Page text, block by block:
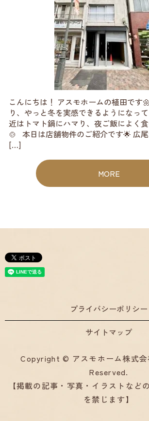
こんにちは！ アスモホームの植田です
り、やっと冬を実感できるようになっ
近はトマト鍋にハマり、夜ご飯によく
🍲 本日は店舗物件のご紹介です🌟 広
[…]
MORE
プライバシーポリシー
サイトマップ
Copyright © アスモホーム株式
Reserved.
【掲載の記事・写真・イラストなど
を禁じます】